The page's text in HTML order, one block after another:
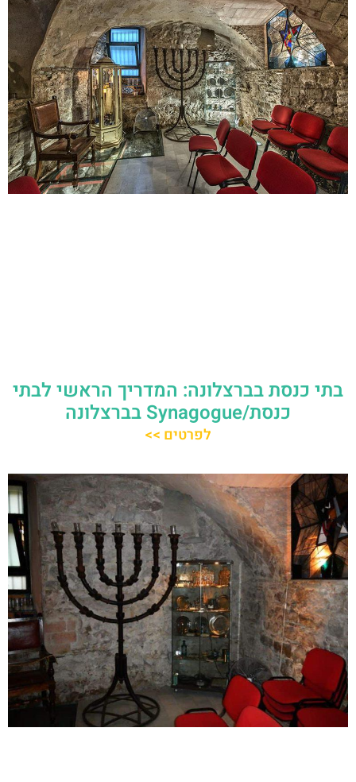
בתי כנסת בברצלונה: המדריך הראשי לבתי
כנסת/Synagogue בברצלונה
לפרטים >>